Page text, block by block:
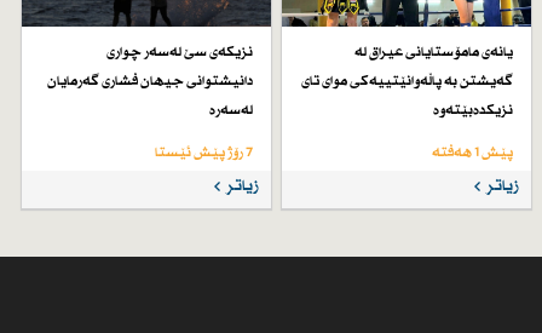
یانەی مامۆستایانی عیراق لە
گەیشتن بە پاڵەوانێتییەكی موای تای
نزیكدەبێتەوە
پێش 1 هەفتە
زیاتر
نزیكەی سێ لەسەر چواری
دانیشتوانی جیهان فشاری گەرمایان
لەسەرە
7 رۆژ پێش ئێستا
زیاتر